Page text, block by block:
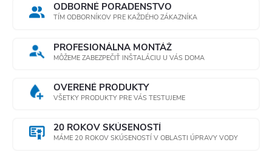
ODBORNÉ PORADENSTVO
TÍM ODBORNÍKOV PRE KAŽDÉHO ZÁKAZNÍKA
PROFESIONÁLNA MONTÁŽ
MÔŽEME ZABEZPEČIŤ INŠTALÁCIU U VÁS DOMA
OVERENÉ PRODUKTY
VŠETKY PRODUKTY PRE VÁS TESTUJEME
20 ROKOV SKÚSENOSTÍ
MÁME 20 ROKOV SKÚSENOSTÍ V OBLASTI ÚPRAVY VODY